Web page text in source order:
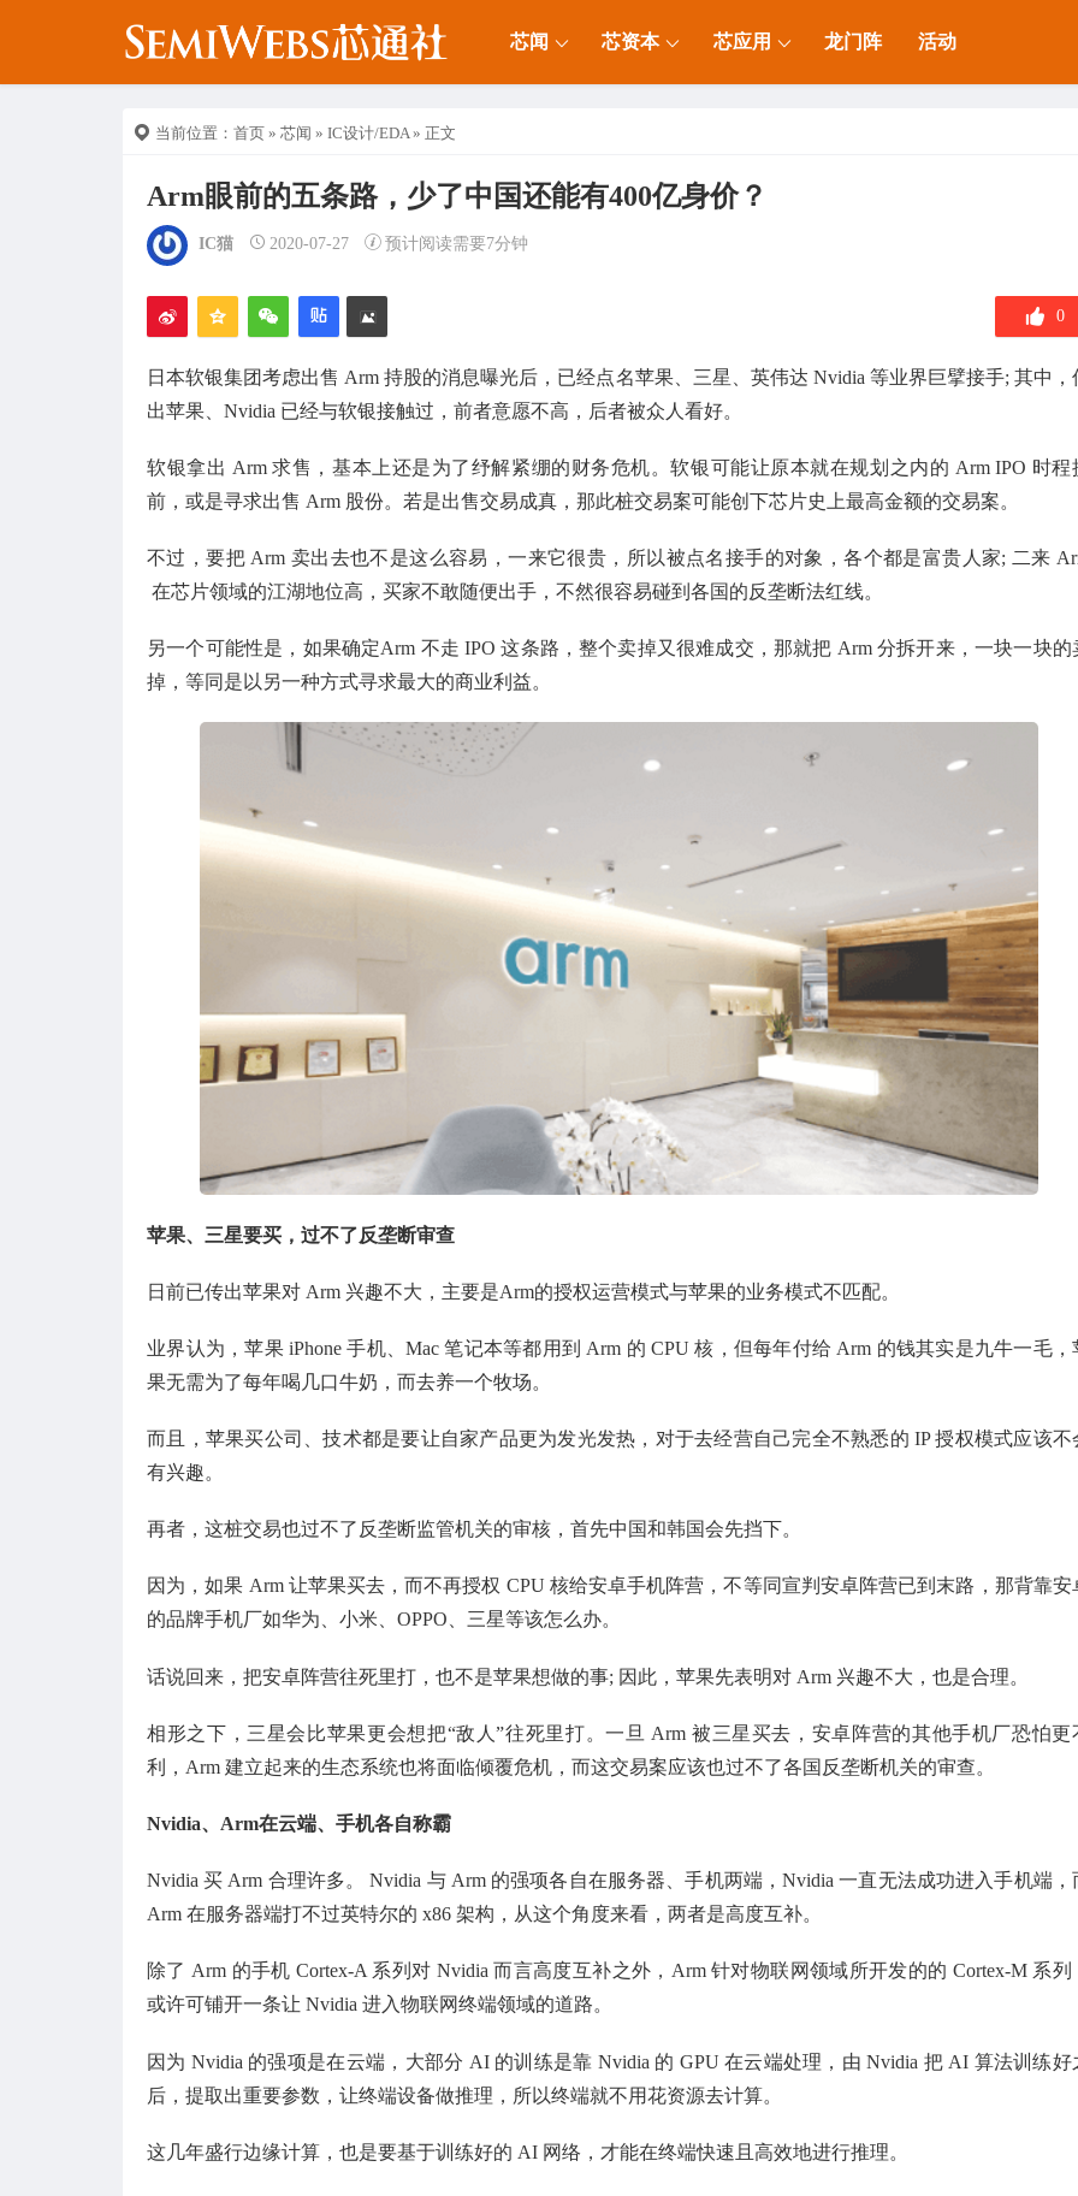
芯闻 芯资本 芯应用 龙门阵 活动
当前位置： 首页 » 芯闻 » IC设计/EDA» 正文
Arm眼前的五条路，少了中国还能有400亿身价？
IC猫 2020-07-27 预计阅读需要7分钟
0
日本软银集团考虑出售 Arm 持股的消息曝光后，已经点名苹果、三星、英伟达 Nvidia 等业界巨擘接手; 其中，
出苹果、Nvidia 已经与软银接触过，前者意愿不高，后者被众人看好。
软银拿出 Arm 求售，基本上还是为了纾解紧绷的财务危机。软银可能让原本就在规划之内的 Arm IPO 时程
前，或是寻求出售 Arm 股份。若是出售交易成真，那此桩交易案可能创下芯片史上最高金额的交易案。
不过，要把 Arm 卖出去也不是这么容易，一来它很贵，所以被点名接手的对象，各个都是富贵人家; 二来
在芯片领域的江湖地位高，买家不敢随便出手，不然很容易碰到各国的反垄断法红线。
另一个可能性是，如果确定Arm 不走 IPO 这条路，整个卖掉又很难成交，那就把 Arm 分拆开来，一块一块的
掉，等同是以另一种方式寻求最大的商业利益。
苹果、三星要买，过不了反垄断审查
日前已传出苹果对 Arm 兴趣不大，主要是Arm的授权运营模式与苹果的业务模式不匹配。
业界认为，苹果 iPhone 手机、Mac 笔记本等都用到 Arm 的 CPU 核，但每年付给 Arm 的钱其实是九牛一毛，
果无需为了每年喝几口牛奶，而去养一个牧场。
而且，苹果买公司、技术都是要让自家产品更为发光发热，对于去经营自己完全不熟悉的 IP 授权模式应该不
有兴趣。
再者，这桩交易也过不了反垄断监管机关的审核，首先中国和韩国会先挡下。
因为，如果 Arm 让苹果买去，而不再授权 CPU 核给安卓手机阵营，不等同宣判安卓阵营已到末路，那背靠安
的品牌手机厂如华为、小米、OPPO、三星等该怎么办。
话说回来，把安卓阵营往死里打，也不是苹果想做的事; 因此，苹果先表明对 Arm 兴趣不大，也是合理。
相形之下，三星会比苹果更会想把“敌人”往死里打。一旦 Arm 被三星买去，安卓阵营的其他手机厂恐怕更
利，Arm 建立起来的生态系统也将面临倾覆危机，而这交易案应该也过不了各国反垄断机关的审查。
Nvidia、Arm在云端、手机各自称霸
Nvidia 买 Arm 合理许多。 Nvidia 与 Arm 的强项各自在服务器、手机两端，Nvidia 一直无法成功进入手机端，
Arm 在服务器端打不过英特尔的 x86 架构，从这个角度来看，两者是高度互补。
除了 Arm 的手机 Cortex-A 系列对 Nvidia 而言高度互补之外，Arm 针对物联网领域所开发的的 Cortex-M 系列
或许可铺开一条让 Nvidia 进入物联网终端领域的道路。
因为 Nvidia 的强项是在云端，大部分 AI 的训练是靠 Nvidia 的 GPU 在云端处理，由 Nvidia 把 AI 算法训练好
后，提取出重要参数，让终端设备做推理，所以终端就不用花资源去计算。
这几年盛行边缘计算，也是要基于训练好的 AI 网络，才能在终端快速且高效地进行推理。